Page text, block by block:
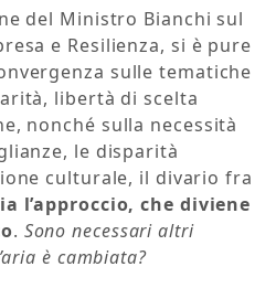
del Ministro Bianchi sul
e Resilienza, si è pure
sulle tematiche
libertà di scelta
nonché sulla necessità
le disparità
culturale, il divario fra
l’approccio, che diviene
. Sono necessari altri
è cambiata?